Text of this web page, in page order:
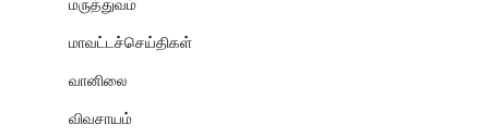
மாவட்டச்செய்திகள்
வானிலை
விவசாயம்